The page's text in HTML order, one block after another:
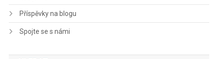
Příspěvky na blogu
Spojte se s námi